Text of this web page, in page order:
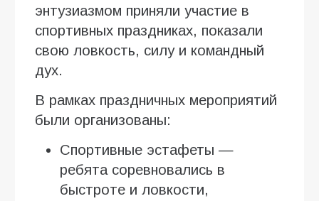
энтузиазмом приняли участие в
спортивных праздниках, показали
свою ловкость, силу и командный
дух.
В рамках праздничных мероприятий
были организованы:
Спортивные эстафеты —
ребята соревновались в
быстроте и ловкости,